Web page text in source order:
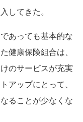
してきた。
あっても基本的な
健康保険組合は、
のサービスが充実
アップにとって、
ることが少なくな